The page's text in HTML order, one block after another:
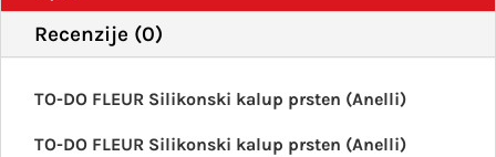
Recenzije (0)
TO-DO FLEUR Silikonski kalup prsten (Anelli)
TO-DO FLEUR Silikonski kalup prsten (Anelli)